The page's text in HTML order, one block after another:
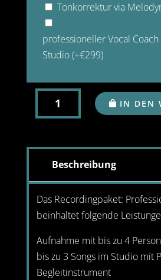
Tonkorrektur via
professioneller Vocal
Studio(+€299)
PROFESSIONAL
RECORDINGS
IN DEN
Beschreibung
Das Recordingpaket:
beinhaltet folgende
Aufnahme mit bis zu 4
bis zu 3 Songs im Studio mit
Begleitinstrument